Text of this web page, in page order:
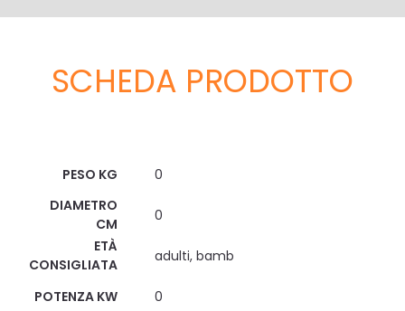
SCHEDA PRODOTTO
PESO KG
0
DIAMETRO
CM
0
ETÀ
CONSIGLIATA
adulti, bamb
POTENZA KW
0